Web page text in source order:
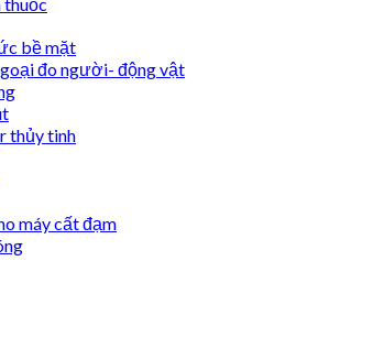
thuốc
bề mặt
đo người- động vật
thủy tinh
máy cất đạm